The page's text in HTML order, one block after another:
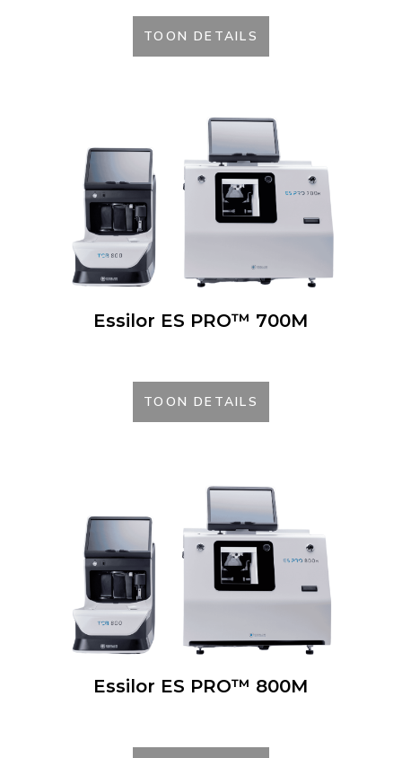
TOON DETAILS
Essilor ES PRO™ 700M
TOON DETAILS
Essilor ES PRO™ 800M